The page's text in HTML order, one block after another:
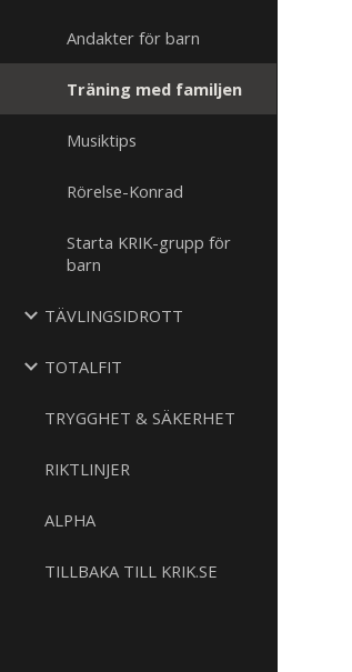
Andakter för barn
Träning med familjen
Musiktips
Rörelse-Konrad
Starta KRIK-grupp för
barn
TÄVLINGSIDROTT
TOTALFIT
TRYGGHET & SÄKERHET
RIKTLINJER
ALPHA
TILLBAKA TILL KRIK.SE